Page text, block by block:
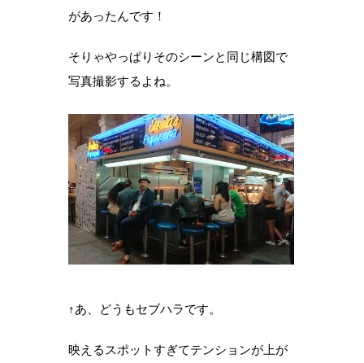
があったんです！
そりゃやっぱりそのシーンと同じ構図で
写真撮影するよね。
↑あ、どうもセブハラです。
映えるスポットすぎてテンションが上が